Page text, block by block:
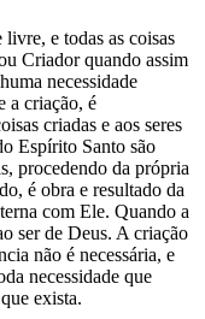
e todas as coisas
Criador quando assim
necessidade
a criação, é
criadas e aos seres
Espírito Santo são
procedendo da própria
é obra e resultado da
com Ele. Quando a
ser de Deus. A criação
não é necessária, e
necessidade que
exista.